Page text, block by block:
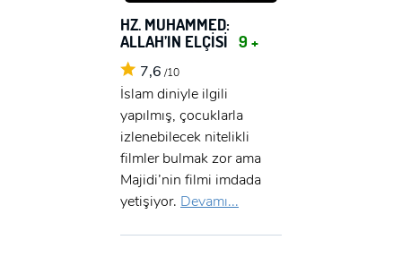
HZ. MUHAMMED:
ALLAH’IN ELÇİSİ 9 +
7,6 /10
İslam diniyle ilgili
yapılmış, çocuklarla
izlenebilecek nitelikli
filmler bulmak zor ama
Majidi’nin filmi imdada
yetişiyor. Devamı...